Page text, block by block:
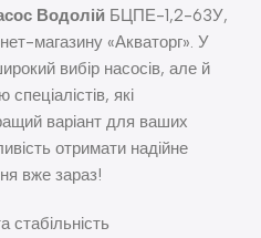
ВодолійБЦПЕ-1,2-63У,
магазину «Акваторг». У
вибір насосів, але й
які
варіант для ваших
отримати надійне
вже зараз!
стабільність